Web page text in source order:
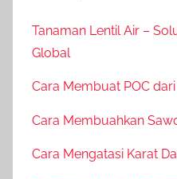
Tanaman Lentil Air –
Global
Cara Membuat POC
Cara Membuahkan
Cara Mengatasi Karat